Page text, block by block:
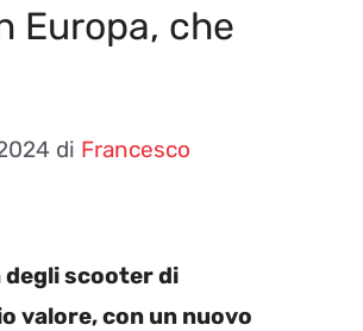
Europa, che
di Francesco
degli scooter di
valore, con un nuovo